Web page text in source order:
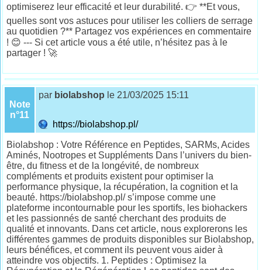
optimiserez leur efficacité et leur durabilité. 👉 **Et vous,
quelles sont vos astuces pour utiliser les colliers de serrage
au quotidien ?** Partagez vos expériences en commentaire
! 😊 --- Si cet article vous a été utile, n’hésitez pas à le
partager ! 🚀
Note
n°11
par biolabshop le 21/03/2025 15:11
https://biolabshop.pl/
Biolabshop : Votre Référence en Peptides, SARMs, Acides
Aminés, Nootropes et Suppléments Dans l’univers du bien-
être, du fitness et de la longévité, de nombreux
compléments et produits existent pour optimiser la
performance physique, la récupération, la cognition et la
beauté. https://biolabshop.pl/ s’impose comme une
plateforme incontournable pour les sportifs, les biohackers
et les passionnés de santé cherchant des produits de
qualité et innovants. Dans cet article, nous explorerons les
différentes gammes de produits disponibles sur Biolabshop,
leurs bénéfices, et comment ils peuvent vous aider à
atteindre vos objectifs. 1. Peptides : Optimisez la